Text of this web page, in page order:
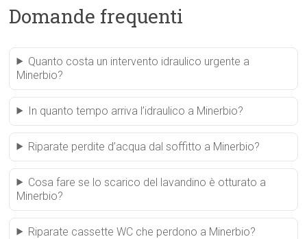
Domande frequenti
Quanto costa un intervento idraulico urgente a
Minerbio?
In quanto tempo arriva l’idraulico a Minerbio?
Riparate perdite d’acqua dal soffitto a Minerbio?
Cosa fare se lo scarico del lavandino è otturato a
Minerbio?
Riparate cassette WC che perdono a Minerbio?